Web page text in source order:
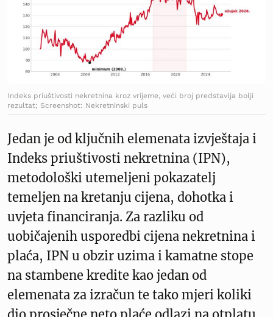
Indeks priuštivosti nekretnina kroz vrijeme, veći broj predstavlja bolji
rezultat; Screenshot: Nekretninski puls
Jedan je od ključnih elemenata izvještaja i
Indeks priuštivosti nekretnina (IPN),
metodološki utemeljeni pokazatelj
temeljen na kretanju cijena, dohotka i
uvjeta financiranja. Za razliku od
uobičajenih usporedbi cijena nekretnina i
plaća, IPN u obzir uzima i kamatne stope
na stambene kredite kao jedan od
elemenata za izračun te tako mjeri koliki